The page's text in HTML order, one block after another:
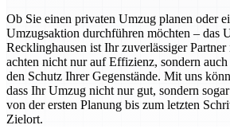
Ob Sie einen privaten Umzug planen oder
Umzugsaktion durchführen möchten – das
Recklinghausen ist Ihr zuverlässiger
achten nicht nur auf Effizienz, sondern
den Schutz Ihrer Gegenstände. Mit uns
dass Ihr Umzug nicht nur gut, sondern
von der ersten Planung bis zum letzten
Zielort.